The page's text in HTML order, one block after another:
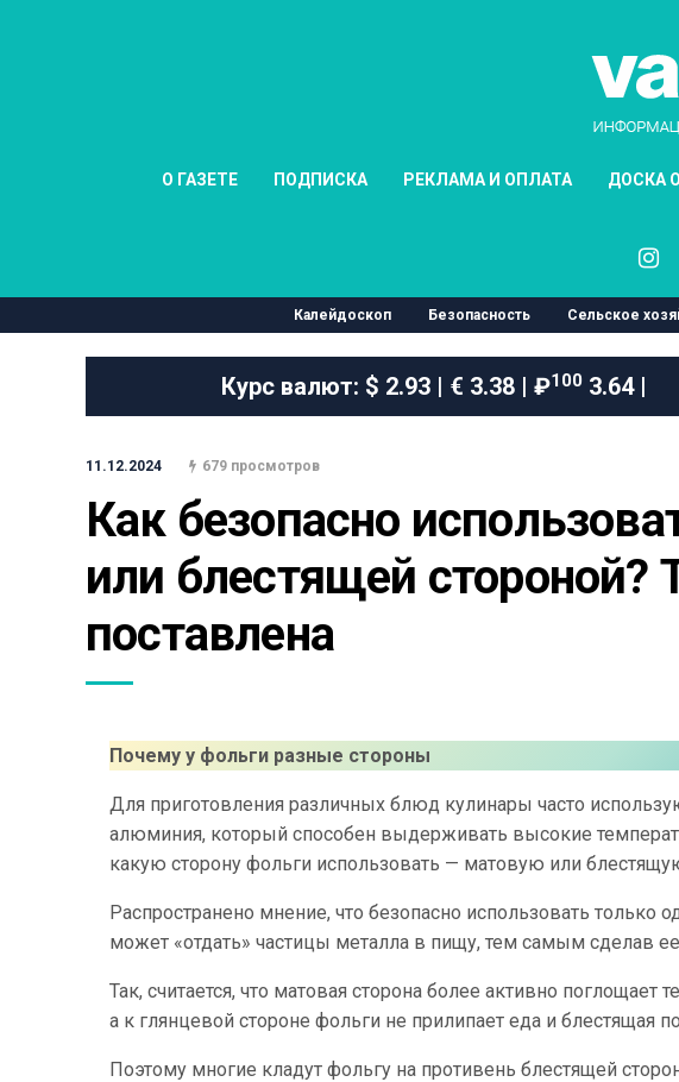
О ГАЗЕТЕ ПОДПИСКА РЕКЛАМА И ОПЛАТА ДОСКА
Калейдоскоп Безопасность Сельское
Курс валют: $ 2.93 | € 3.38 | ₽1003.64 |
11.12.2024 679 просмотров
Как безопасно
или блестящей стороной?
поставлена
Почему у фольги разные стороны
Для приготовления различных блюд кулинары часто
алюминия, который способен выдерживать высокие
какую сторону фольги использовать — матовую или
Распространено мнение, что безопасно использовать только
может «отдать» частицы металла в пищу, тем самым сделав
Так, считается, что матовая сторона более активно
а к глянцевой стороне фольги не прилипает еда и блестящая
Поэтому многие кладут фольгу на противень блестящей